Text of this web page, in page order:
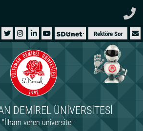
Rektöre Sor
DEMIREL ÜNIVERSITESI
"İlham veren üniversite"